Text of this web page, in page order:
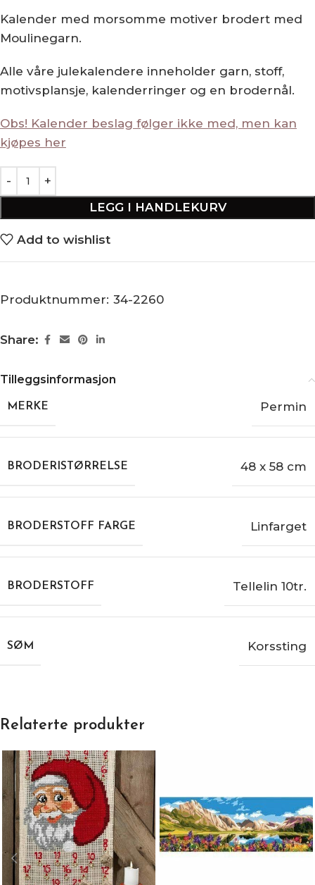
Kalender med morsomme motiver brodert med
Moulinegarn.
Alle våre julekalendere inneholder garn, stoff,
motivsplansje, kalenderringer og en brodernål.
Obs! Kalender beslag følger ikke med, men kan
kjøpes her
LEGG I HANDLEKURV
Add to wishlist
Produktnummer: 34-2260
Share:
Tilleggsinformasjon
MERKE Permin
BRODERISTØRRELSE 48 x 58 cm
BRODERSTOFF FARGE Linfarget
BRODERSTOFF Tellelin 10tr.
SØM Korssting
Relaterte produkter